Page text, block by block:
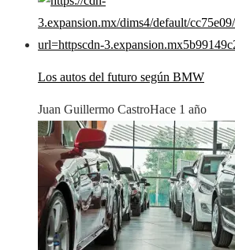
Los autos del futuro según BMW
Juan Guillermo CastroHace 1 año